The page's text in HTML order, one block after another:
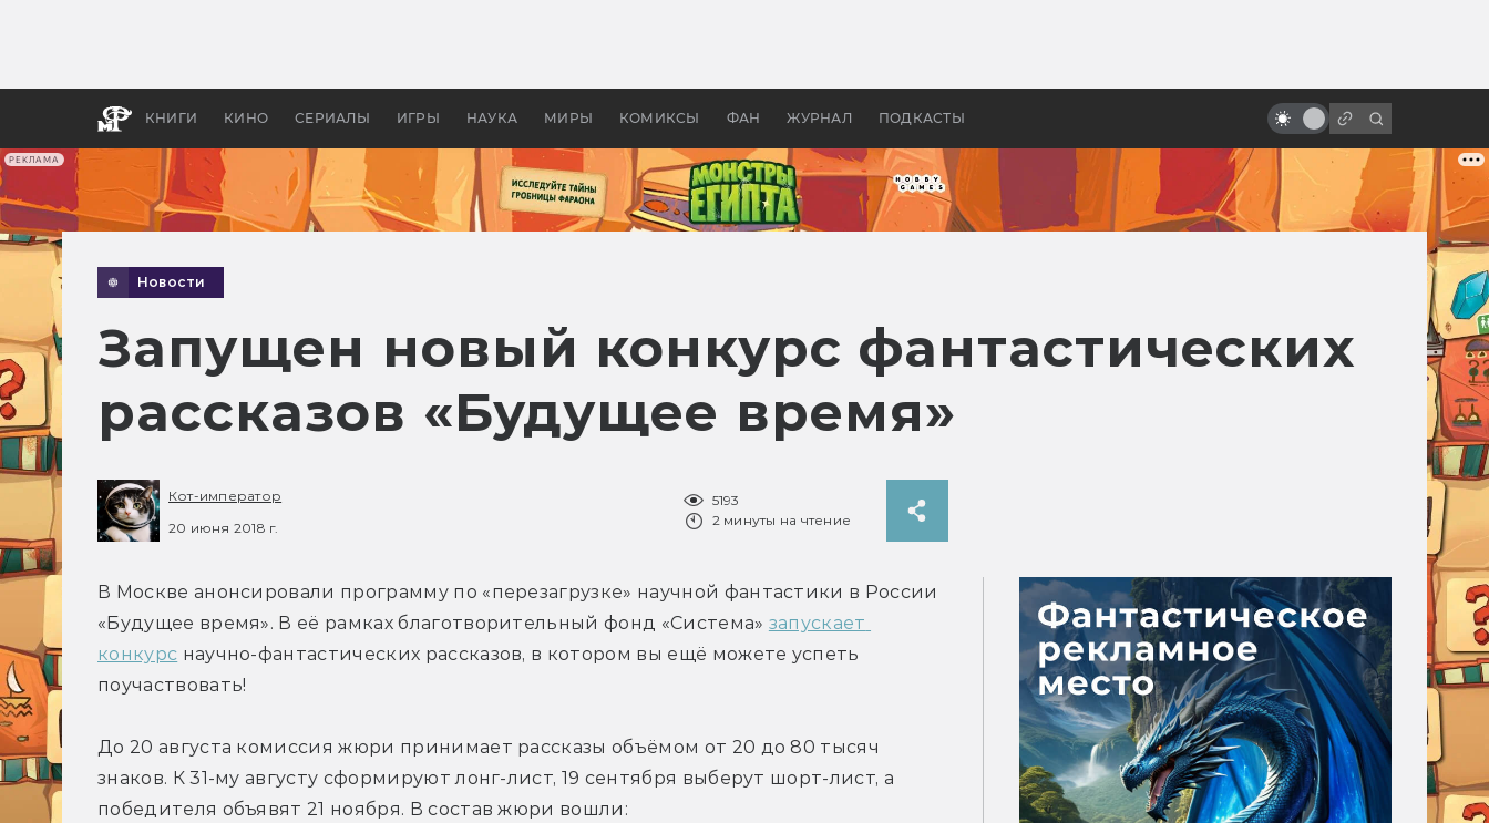
РЕКЛАМА
КНИГИ КИНО СЕРИАЛЫ ИГРЫ НАУКА МИРЫ КОМИКСЫ ФАН ЖУРНАЛ ПОДКАСТЫ
апокалипсис, в России —
бы «Властелина колец»
на провал
Новости
Запущен новый конкурс фантастических
рассказов «Будущее время»
Кот-император
20 июня 2018 г.
5193
2 минуты на чтение
В Москве анонсировали программу по «перезагрузке» научной фантастики в России
«Будущее время». В её рамках благотворительный фонд «Система» запускает
конкурс научно-фантастических рассказов, в котором вы ещё можете успеть
поучаствовать!
До 20 августа комиссия жюри принимает рассказы объёмом от 20 до 80 тысяч
знаков. К 31-му августу сформируют лонг-лист, 19 сентября выберут шорт-лист, а
победителя объявят 21 ноября. В состав жюри вошли: